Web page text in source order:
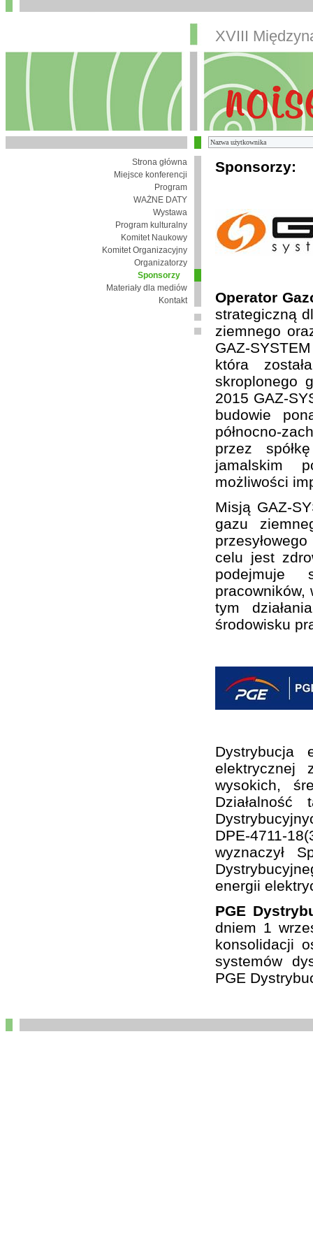
XVIII
Strona główna
Miejsce konferencji
Program
WAŻNE DATY
Wystawa
Program kulturalny
Komitet Naukowy
Komitet Organizacyjny
Organizatorzy
Sponsorzy
Materiały dla mediów
Kontakt
Sponsorzy:
Operator
strategiczną
ziemnego
GAZ-
która
skroplonego
2015 GAZ-
budowie
północno-
przez
jamalskim
możliwości
Misją GAZ-
gazu
celu jest
podejmuje
pracowników,
tym
środowisku
Dystrybucja
elektrycznej
wysokich,
DPE-4711-
wyznaczył
energii
PGE
dniem 1
konsolidacji
systemów
PGE